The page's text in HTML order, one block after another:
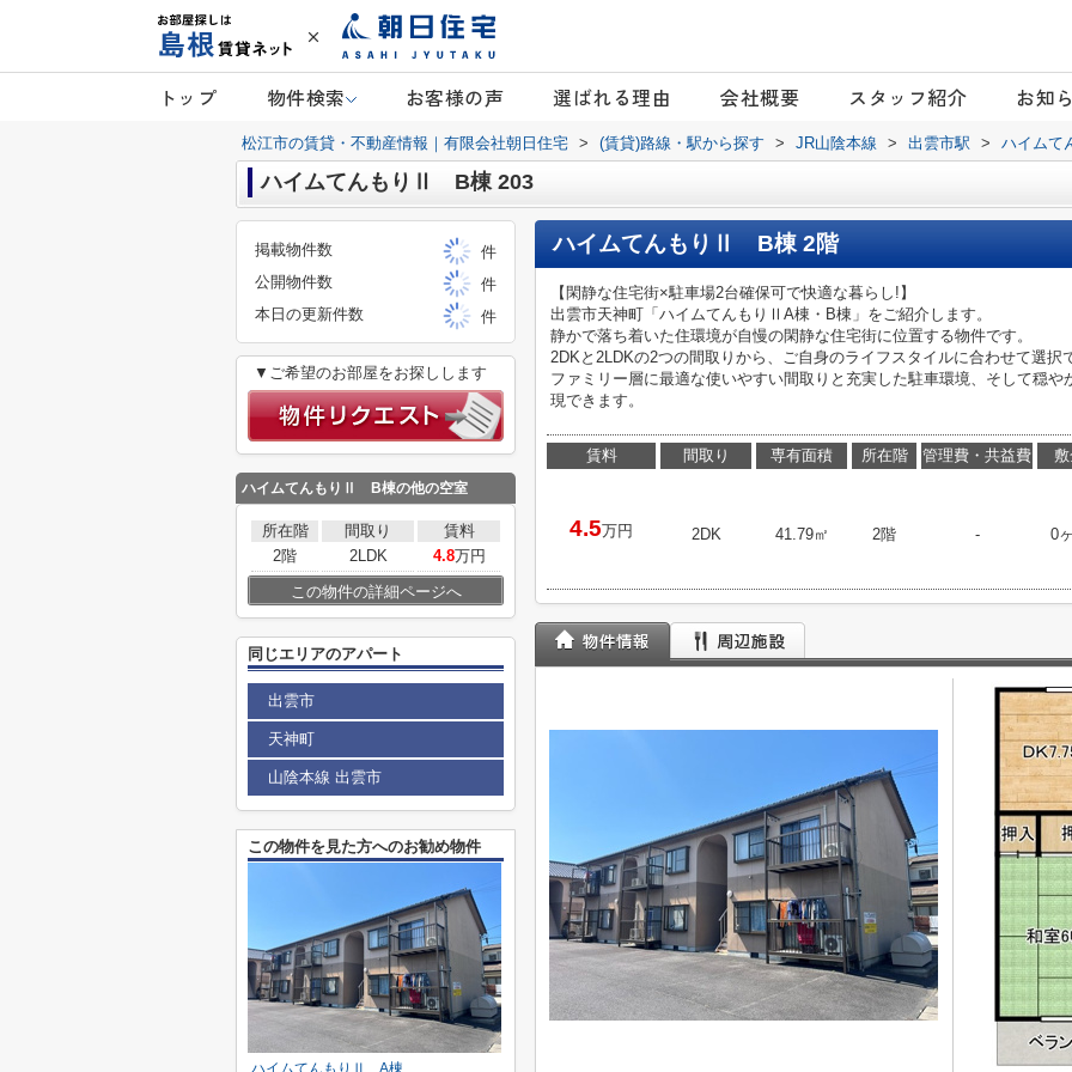
トップ 物件検索 お客様の声 選ばれる理由 会社概要 スタッフ紹介 お知
松江市の賃貸・不動産情報｜有限会社朝日住宅 > (賃貸)路線・駅から探す > JR山陰本線 > 出雲市駅 > ハイム
ハイムてんもりⅡ B棟 203
ハイムてんもりⅡ B棟 2階
【閑静な住宅街×駐車場2台確保可で快適な暮らし!】
出雲市天神町「ハイムてんもりⅡA棟・B棟」をご紹介します。
静かで落ち着いた住環境が自慢の閑静な住宅街に位置する物件です。
2DKと2LDKの2つの間取りから、ご自身のライフスタイルに合わせて選択
ファミリー層に最適な使いやすい間取りと充実した駐車環境、そして穏
現できます。
賃料
4.5万円
間取り
2DK
専有面積
41.79㎡
所在階
2階
管理費・共益費
- 0
掲載物件数
件
公開物件数
件
本日の更新件数
件
▼ご希望のお部屋をお探しします
ハイムてんもりⅡ B棟の他の空室
所在階 間取り
賃料
2階
2LDK 4.8万円
この物件の詳細ページへ
同じエリアのアパート
出雲市
天神町
山陰本線 出雲市
この物件を見た方へのお勧め物件
ハイムてんもりⅡ A棟